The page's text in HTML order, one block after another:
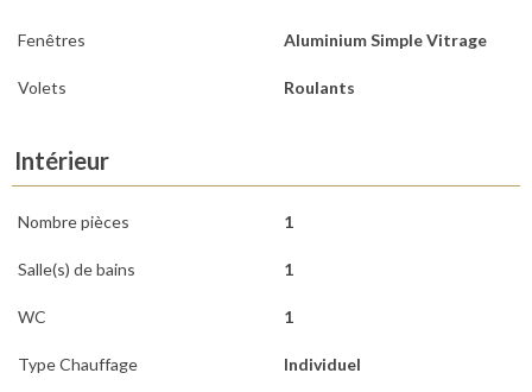
Fenêtres Aluminium Simple Vitrage
Volets Roulants
Intérieur
Nombre pièces 1
Salle(s) de bains 1
WC 1
Type Chauffage Individuel